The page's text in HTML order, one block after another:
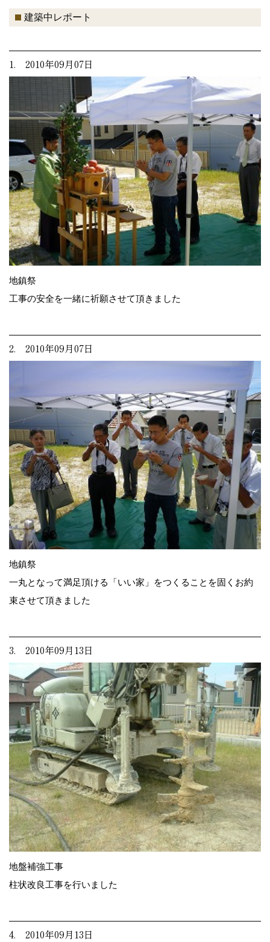
建築中レポート
1. 2010年09月07日
地鎮祭
工事の安全を一緒に祈願させて頂きました
2. 2010年09月07日
地鎮祭
一丸となって満足頂ける「いい家」をつくることを固くお約
束させて頂きました
3. 2010年09月13日
地盤補強工事
柱状改良工事を行いました
4. 2010年09月13日